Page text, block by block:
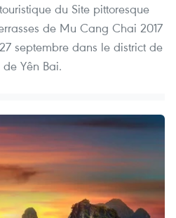
du Site pittoresque
de Mu Cang Chai 2017
septembre dans le district de
Yên Bai.